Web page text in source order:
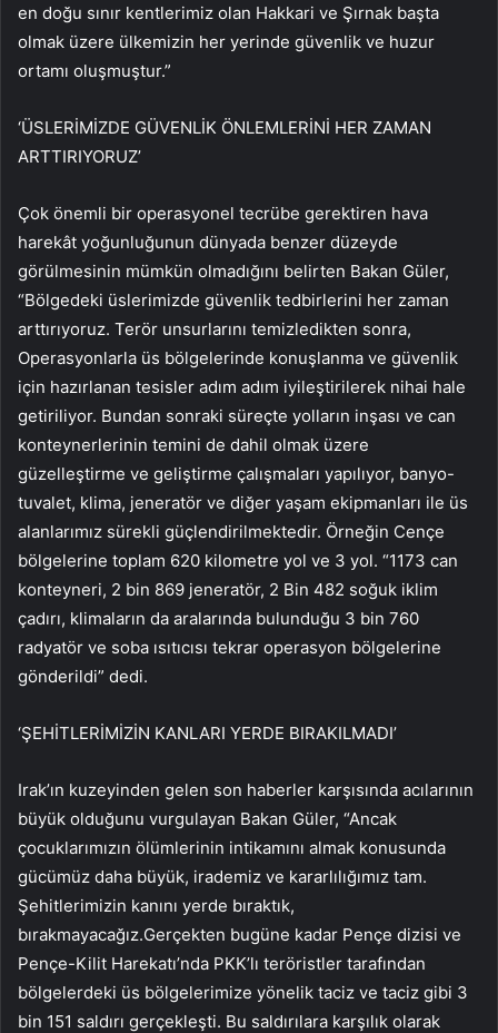
en doğu sınır kentlerimiz olan Hakkari ve Şırnak başta
olmak üzere ülkemizin her yerinde güvenlik ve huzur
ortamı oluşmuştur.”
‘ÜSLERİMİZDE GÜVENLİK ÖNLEMLERİNİ HER ZAMAN
ARTTIRIYORUZ’
Çok önemli bir operasyonel tecrübe gerektiren hava
harekât yoğunluğunun dünyada benzer düzeyde
görülmesinin mümkün olmadığını belirten Bakan Güler,
“Bölgedeki üslerimizde güvenlik tedbirlerini her zaman
arttırıyoruz. Terör unsurlarını temizledikten sonra,
Operasyonlarla üs bölgelerinde konuşlanma ve güvenlik
için hazırlanan tesisler adım adım iyileştirilerek nihai hale
getiriliyor. Bundan sonraki süreçte yolların inşası ve can
konteynerlerinin temini de dahil olmak üzere
güzelleştirme ve geliştirme çalışmaları yapılıyor, banyo-
tuvalet, klima, jeneratör ve diğer yaşam ekipmanları ile üs
alanlarımız sürekli güçlendirilmektedir. Örneğin Cençe
bölgelerine toplam 620 kilometre yol ve 3 yol. “1173 can
konteyneri, 2 bin 869 jeneratör, 2 Bin 482 soğuk iklim
çadırı, klimaların da aralarında bulunduğu 3 bin 760
radyatör ve soba ısıtıcısı tekrar operasyon bölgelerine
gönderildi” dedi.
‘ŞEHİTLERİMİZİN KANLARI YERDE BIRAKILMADI’
Irak’ın kuzeyinden gelen son haberler karşısında acılarının
büyük olduğunu vurgulayan Bakan Güler, “Ancak
çocuklarımızın ölümlerinin intikamını almak konusunda
gücümüz daha büyük, irademiz ve kararlılığımız tam.
Şehitlerimizin kanını yerde bıraktık,
bırakmayacağız.Gerçekten bugüne kadar Pençe dizisi ve
Pençe-Kilit Harekatı’nda PKK’lı teröristler tarafından
bölgelerdeki üs bölgelerimize yönelik taciz ve taciz gibi 3
bin 151 saldırı gerçekleşti. Bu saldırılara karşılık olarak